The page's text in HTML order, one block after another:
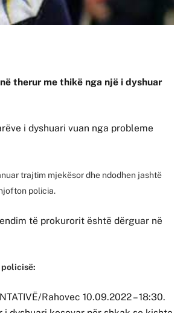
therur me thikë nga një i dyshuar
i dyshuari vuan nga probleme
trajtim mjekësor dhe ndodhen jashtë
policia.
të prokurorit është dërguar në
Rahovec 10.09.2022 – 18:30.